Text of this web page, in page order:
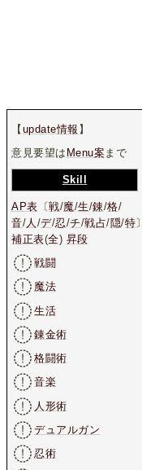
【 update情報 】
意見要望は Menu案 まで
Skill
AP表 〔戦/魔/生/錬/格/
音/人 /デ/忍/チ/戦占/隠/特〕
補正表(全) 昇段
戦闘
魔法
生活
錬金術
格闘術
音楽
人形術
デュアルガン
忍術